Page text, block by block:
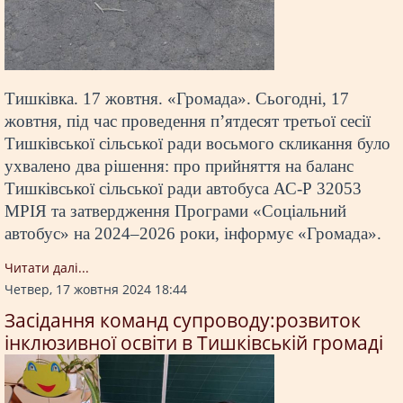
Тишківка. 17 жовтня. «Громада». Сьогодні, 17
жовтня, під час проведення п’ятдесят третьої сесії
Тишківської сільської ради восьмого скликання було
ухвалено два рішення: про прийняття на баланс
Тишківської сільської ради автобуса АС-Р 32053
МРІЯ та затвердження Програми «Соціальний
автобус» на 2024–2026 роки, інформує «Громада».
Читати далi...
Четвер, 17 жовтня 2024 18:44
Засідання команд супроводу:розвиток
інклюзивної освіти в Тишківській громаді